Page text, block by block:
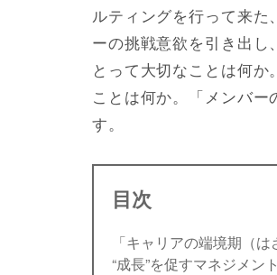
ルティングを行って来
ーの挑戦意欲を引き出
とって大切なことは何
ことは何か。
「メンバ
す。
目次
「キャリアの端境期（
“成長”を促すマネジメン